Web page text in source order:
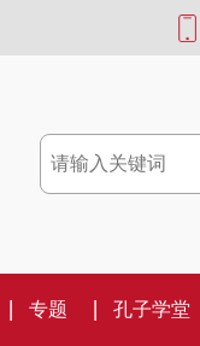
专题 孔子学堂